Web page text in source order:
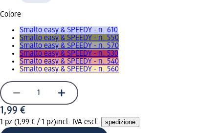
Colore
Smalto easy & SPEEDY - n. 610
Smalto easy & SPEEDY - n. 550
Smalto easy & SPEEDY - n. 570
Smalto easy & SPEEDY - n. 530
Smalto easy & SPEEDY - n. 540
Smalto easy & SPEEDY - n. 560
1,99 €
1 pz (1,99 € / 1 pz)incl. IVA escl. spedizione